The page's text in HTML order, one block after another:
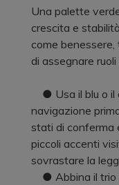
Una palette
crescita e
come
di assegnare
● Usa il blu o il
navigazione
stati di conferma
piccoli accenti
sovrastare la
● Abbina il trio